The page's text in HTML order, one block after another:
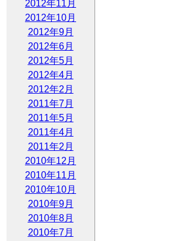
2012年11月
2012年10月
2012年9月
2012年6月
2012年5月
2012年4月
2012年2月
2011年7月
2011年5月
2011年4月
2011年2月
2010年12月
2010年11月
2010年10月
2010年9月
2010年8月
2010年7月